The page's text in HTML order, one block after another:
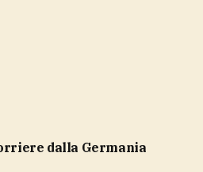
dalla Germania